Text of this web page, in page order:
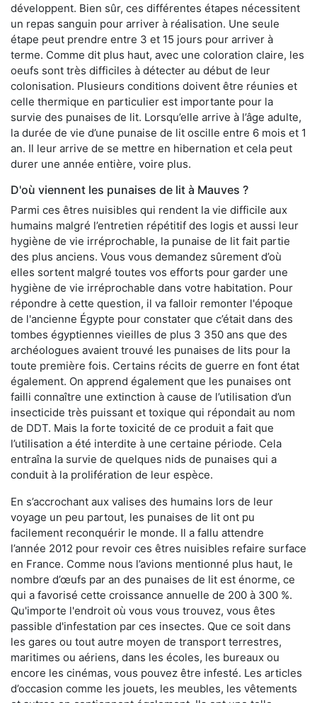
développent. Bien sûr, ces différentes étapes nécessitent
un repas sanguin pour arriver à réalisation. Une seule
étape peut prendre entre 3 et 15 jours pour arriver à
terme. Comme dit plus haut, avec une coloration claire, les
oeufs sont très difficiles à détecter au début de leur
colonisation. Plusieurs conditions doivent être réunies et
celle thermique en particulier est importante pour la
survie des punaises de lit. Lorsqu’elle arrive à l’âge adulte,
la durée de vie d’une punaise de lit oscille entre 6 mois et 1
an. Il leur arrive de se mettre en hibernation et cela peut
durer une année entière, voire plus.
D'où viennent les punaises de lit à Mauves ?
Parmi ces êtres nuisibles qui rendent la vie difficile aux
humains malgré l’entretien répétitif des logis et aussi leur
hygiène de vie irréprochable, la punaise de lit fait partie
des plus anciens. Vous vous demandez sûrement d’où
elles sortent malgré toutes vos efforts pour garder une
hygiène de vie irréprochable dans votre habitation. Pour
répondre à cette question, il va falloir remonter l'époque
de l'ancienne Égypte pour constater que c’était dans des
tombes égyptiennes vieilles de plus 3 350 ans que des
archéologues avaient trouvé les punaises de lits pour la
toute première fois. Certains récits de guerre en font état
également. On apprend également que les punaises ont
failli connaître une extinction à cause de l’utilisation d’un
insecticide très puissant et toxique qui répondait au nom
de DDT. Mais la forte toxicité de ce produit a fait que
l’utilisation a été interdite à une certaine période. Cela
entraîna la survie de quelques nids de punaises qui a
conduit à la prolifération de leur espèce.
En s’accrochant aux valises des humains lors de leur
voyage un peu partout, les punaises de lit ont pu
facilement reconquérir le monde. Il a fallu attendre
l’année 2012 pour revoir ces êtres nuisibles refaire surface
en France. Comme nous l’avions mentionné plus haut, le
nombre d’œufs par an des punaises de lit est énorme, ce
qui a favorisé cette croissance annuelle de 200 à 300 %.
Qu'importe l'endroit où vous vous trouvez, vous êtes
passible d'infestation par ces insectes. Que ce soit dans
les gares ou tout autre moyen de transport terrestres,
maritimes ou aériens, dans les écoles, les bureaux ou
encore les cinémas, vous pouvez être infesté. Les articles
d’occasion comme les jouets, les meubles, les vêtements